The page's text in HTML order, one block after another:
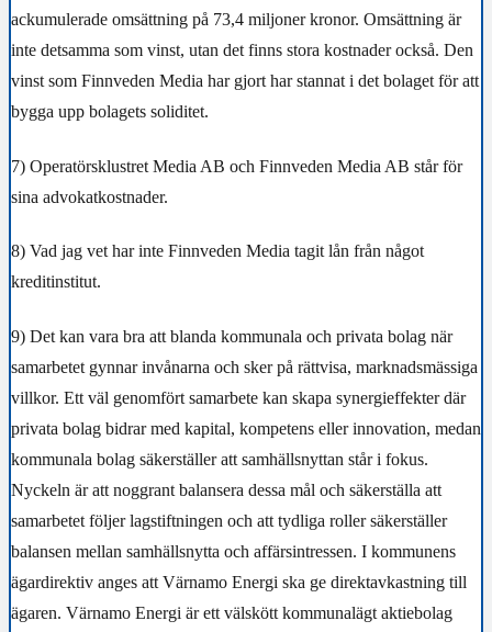
ackumulerade omsättning på 73,4 miljoner kronor. Omsättning är
inte detsamma som vinst, utan det finns stora kostnader också. Den
vinst som Finnveden Media har gjort har stannat i det bolaget för att
bygga upp bolagets soliditet.
7) Operatörsklustret Media AB och Finnveden Media AB står för
sina advokatkostnader.
8) Vad jag vet har inte Finnveden Media tagit lån från något
kreditinstitut.
9) Det kan vara bra att blanda kommunala och privata bolag när
samarbetet gynnar invånarna och sker på rättvisa, marknadsmässiga
villkor. Ett väl genomfört samarbete kan skapa synergieffekter där
privata bolag bidrar med kapital, kompetens eller innovation, medan
kommunala bolag säkerställer att samhällsnyttan står i fokus.
Nyckeln är att noggrant balansera dessa mål och säkerställa att
samarbetet följer lagstiftningen och att tydliga roller säkerställer
balansen mellan samhällsnytta och affärsintressen. I kommunens
ägardirektiv anges att Värnamo Energi ska ge direktavkastning till
ägaren. Värnamo Energi är ett välskött kommunalägt aktiebolag